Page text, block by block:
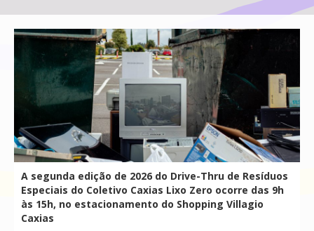
A segunda edição de 2026 do Drive-Thru de Resíduos
Especiais do Coletivo Caxias Lixo Zero ocorre das 9h
às 15h, no estacionamento do Shopping Villagio
Caxias